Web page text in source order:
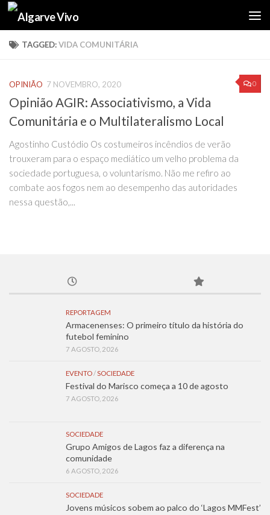
Skip to content
TAGGED:VIDA COMUNITÁRIA
0
OPINIÃO 7 NOVEMBRO, 2020
Opinião AGIR: Associativismo, a Vida
Comunitária e o Multilateralismo Local
Agostinho Custódio Os costumeiros incêndios de verão
trouxeram para o espaço mediático um velho problema da
sociedade portuguesa, o voluntarismo. Não me refiro ao
combate aos fogos nem ao desempenho das autoridades
nessa questão,...
REPORTAGEM
Armacenenses: O primeiro título da história do
futebol feminino
7 AGOSTO, 2026
EVENTO/SOCIEDADE
Festival do Marisco começa a 10 de agosto
7 AGOSTO, 2026
SOCIEDADE
Grupo Amigos de Lagos faz a diferença na
comunidade
6 AGOSTO, 2026
SOCIEDADE
Jovens músicos sobem ao palco do ‘Lagos MMFest’